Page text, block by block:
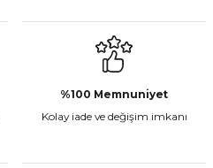
%100 Memnuniyet
Kolay iade ve değişim imkanı